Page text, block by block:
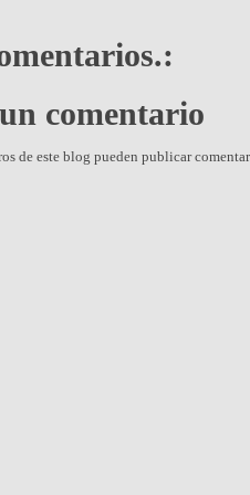
comentario
de este blog pueden publicar